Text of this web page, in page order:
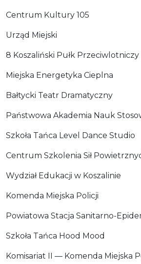
Centrum Kultury 105
Urząd Miejski
8 Koszaliński Pułk Przeciwlotniczy
Miejska Energetyka Cieplna
Bałtycki Teatr Dramatyczny
Państwowa Akademia Nauk
Szkoła Tańca Level Dance Studio
Centrum Szkolenia Sił
Wydział Edukacji w Koszalinie
Komenda Miejska Policji
Powiatowa Stacja Sanitarno-
Szkoła Tańca Hood Mood
Komisariat II — Komenda Miejska